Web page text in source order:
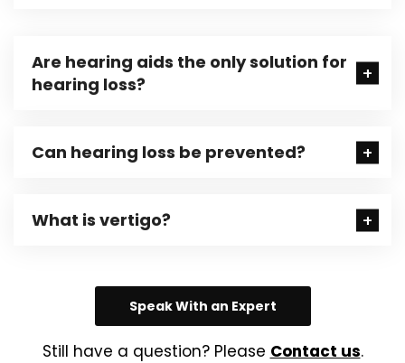
Are hearing aids the only solution for
hearing loss?
Can hearing loss be prevented?
What is vertigo?
Speak With an Expert
Still have a question? Please Contact us.